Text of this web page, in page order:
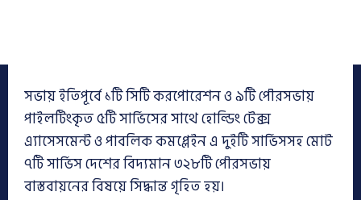
সভায় ইতিপূর্বে ১টি সিটি করপোরেশন ও ৯টি পৌরসভায়
পাইলটিংকৃত ৫টি সার্ভিসের সাথে হোল্ডিং টেক্স
এ্যাসেসমেন্ট ও পাবলিক কমপ্লেইন এ দুইটি সার্ভিসসহ মোট
৭টি সার্ভিস দেশের বিদ্যমান ৩২৮টি পৌরসভায়
বাস্তবায়নের বিষয়ে সিদ্ধান্ত গৃহিত হয়।